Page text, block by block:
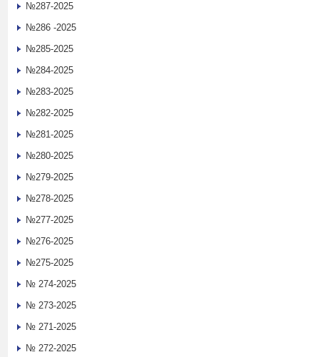
№287-2025
№286 -2025
№285-2025
№284-2025
№283-2025
№282-2025
№281-2025
№280-2025
№279-2025
№278-2025
№277-2025
№276-2025
№275-2025
№ 274-2025
№ 273-2025
№ 271-2025
№ 272-2025